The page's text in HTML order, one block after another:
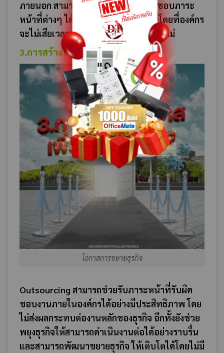
ภายนอก สามารถช่วยเหลือ และรับผิดชอบภาระ
หน้าที่ต่างๆ ได้อย่างเต็มประสิทธิภาพ โดยที่องค์กร
จะไม่เสียเวลาเพื่อเทรนด์ หรือสอนงานใหม่
3.การสร้างโอกาสเพื่อขยายธุรกิจ
โอกาสการขยายธุรกิจ
Outsourcing สามารถช่วยรับภาระหน้าที่รับผิด
ชอบงานภายในองค์กรได้อย่างมีประสิทธิภาพ โดย
ไม่ส่งผลกระทบต่องานหลักของธุรกิจ อีกทั้งยังช่วย
พยุงธุรกิจให้สามารถดำเนินงานต่อได้อย่างราบรื่น
และสามารถพัฒนาขยายธุรกิจ ให้เติบโตได้โดยไม่มี